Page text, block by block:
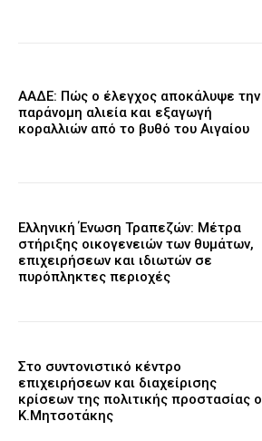
ΑΑΔΕ: Πώς ο έλεγχος αποκάλυψε την
παράνομη αλιεία και εξαγωγή
κοραλλιών από το βυθό του Αιγαίου
Ελληνική Ένωση Τραπεζών: Μέτρα
στήριξης οικογενειών των θυμάτων,
επιχειρήσεων και ιδιωτών σε
πυρόπληκτες περιοχές
Στο συντονιστικό κέντρο
επιχειρήσεων και διαχείρισης
κρίσεων της πολιτικής προστασίας ο
Κ.Μητσοτάκης